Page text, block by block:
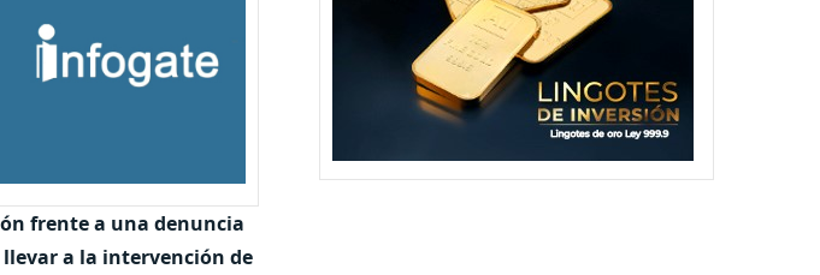
frente a una denuncia
a la intervención de